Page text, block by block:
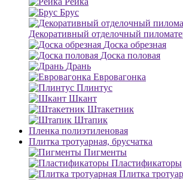
Брус
Декоративный отделочный
Доска обрезная
Доска половая
Дрань
Евровагонка
Плинтус
Шкант
Штакетник
Штапик
Пленка полиэтиленовая
Плитка тротуарная, брусчатка
Пигменты
Пластификаторы
Плитка